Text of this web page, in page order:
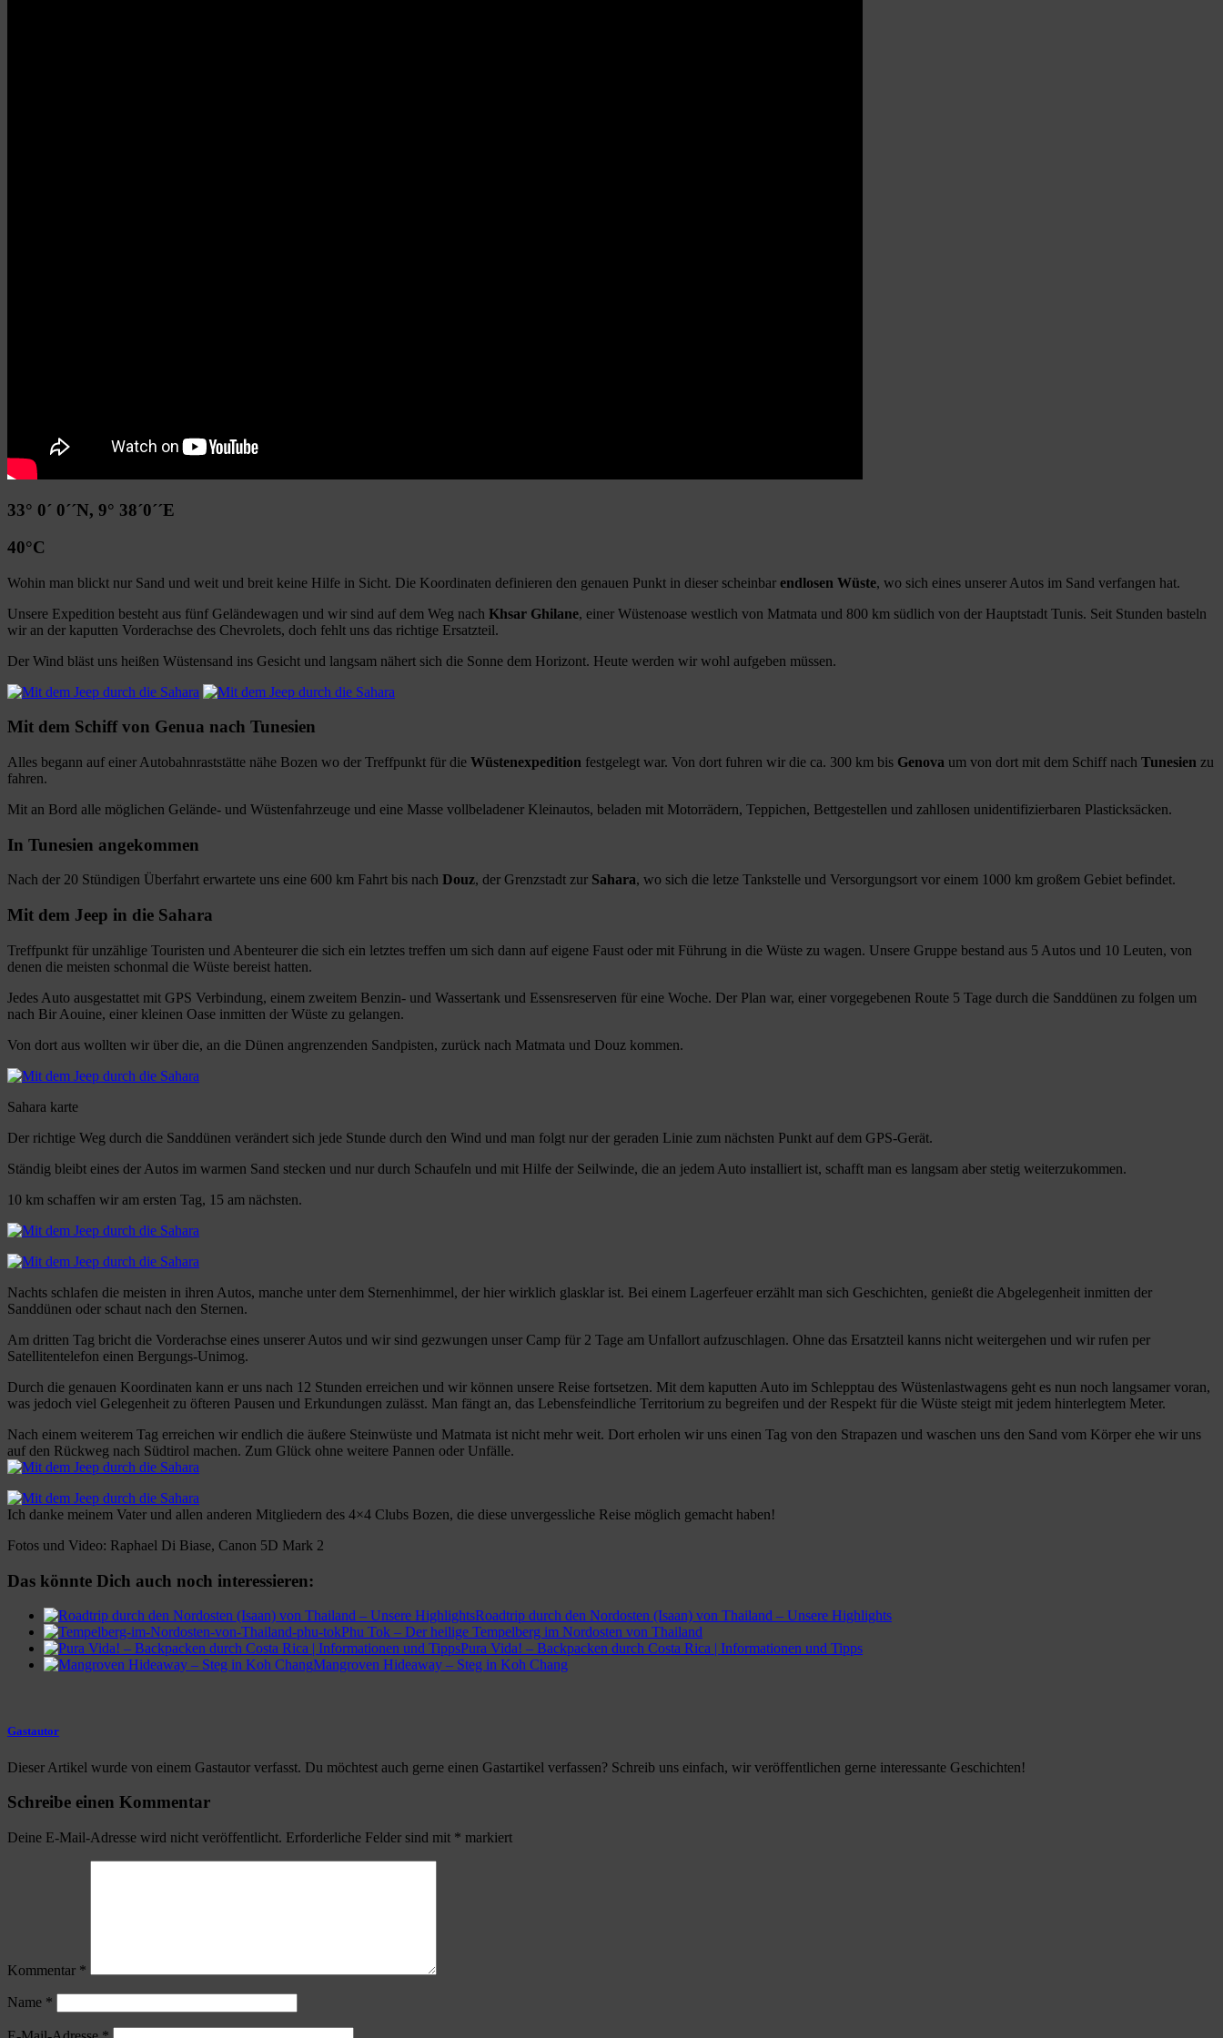
33° 0´ 0´´N, 9° 38´0´´E
40°C
Wohin man blickt nur Sand und weit und breit keine Hilfe in Sicht. Die Koordinaten definieren den genauen Punkt in dieser scheinbar endlosen Wüste, wo sich eines unserer Autos im Sand verfangen hat.
Unsere Expedition besteht aus fünf Geländewagen und wir sind auf dem Weg nach Khsar Ghilane, einer Wüstenoase westlich von Matmata und 800 km südlich von der Hauptstadt Tunis. Seit Stunden basteln
wir an der kaputten Vorderachse des Chevrolets, doch fehlt uns das richtige Ersatzteil.
Der Wind bläst uns heißen Wüstensand ins Gesicht und langsam nähert sich die Sonne dem Horizont. Heute werden wir wohl aufgeben müssen.
Mit dem Schiff von Genua nach Tunesien
Alles begann auf einer Autobahnraststätte nähe Bozen wo der Treffpunkt für die Wüstenexpedition festgelegt war. Von dort fuhren wir die ca. 300 km bis Genova um von dort mit dem Schiff nach Tunesien zu
fahren.
Mit an Bord alle möglichen Gelände- und Wüstenfahrzeuge und eine Masse vollbeladener Kleinautos, beladen mit Motorrädern, Teppichen, Bettgestellen und zahllosen unidentifizierbaren Plasticksäcken.
In Tunesien angekommen
Nach der 20 Stündigen Überfahrt erwartete uns eine 600 km Fahrt bis nach Douz, der Grenzstadt zur Sahara, wo sich die letze Tankstelle und Versorgungsort vor einem 1000 km großem Gebiet befindet.
Mit dem Jeep in die Sahara
Treffpunkt für unzählige Touristen und Abenteurer die sich ein letztes treffen um sich dann auf eigene Faust oder mit Führung in die Wüste zu wagen. Unsere Gruppe bestand aus 5 Autos und 10 Leuten, von
denen die meisten schonmal die Wüste bereist hatten.
Jedes Auto ausgestattet mit GPS Verbindung, einem zweitem Benzin- und Wassertank und Essensreserven für eine Woche. Der Plan war, einer vorgegebenen Route 5 Tage durch die Sanddünen zu folgen um
nach Bir Aouine, einer kleinen Oase inmitten der Wüste zu gelangen.
Von dort aus wollten wir über die, an die Dünen angrenzenden Sandpisten, zurück nach Matmata und Douz kommen.
Sahara karte
Der richtige Weg durch die Sanddünen verändert sich jede Stunde durch den Wind und man folgt nur der geraden Linie zum nächsten Punkt auf dem GPS-Gerät.
Ständig bleibt eines der Autos im warmen Sand stecken und nur durch Schaufeln und mit Hilfe der Seilwinde, die an jedem Auto installiert ist, schafft man es langsam aber stetig weiterzukommen.
10 km schaffen wir am ersten Tag, 15 am nächsten.
Nachts schlafen die meisten in ihren Autos, manche unter dem Sternenhimmel, der hier wirklich glasklar ist. Bei einem Lagerfeuer erzählt man sich Geschichten, genießt die Abgelegenheit inmitten der
Sanddünen oder schaut nach den Sternen.
Am dritten Tag bricht die Vorderachse eines unserer Autos und wir sind gezwungen unser Camp für 2 Tage am Unfallort aufzuschlagen. Ohne das Ersatzteil kanns nicht weitergehen und wir rufen per
Satellitentelefon einen Bergungs-Unimog.
Durch die genauen Koordinaten kann er uns nach 12 Stunden erreichen und wir können unsere Reise fortsetzen. Mit dem kaputten Auto im Schlepptau des Wüstenlastwagens geht es nun noch langsamer voran,
was jedoch viel Gelegenheit zu öfteren Pausen und Erkundungen zulässt. Man fängt an, das Lebensfeindliche Territorium zu begreifen und der Respekt für die Wüste steigt mit jedem hinterlegtem Meter.
Nach einem weiterem Tag erreichen wir endlich die äußere Steinwüste und Matmata ist nicht mehr weit. Dort erholen wir uns einen Tag von den Strapazen und waschen uns den Sand vom Körper ehe wir uns
auf den Rückweg nach Südtirol machen. Zum Glück ohne weitere Pannen oder Unfälle.
Ich danke meinem Vater und allen anderen Mitgliedern des 4×4 Clubs Bozen, die diese unvergessliche Reise möglich gemacht haben!
Fotos und Video: Raphael Di Biase, Canon 5D Mark 2
Das könnte Dich auch noch interessieren:
Roadtrip durch den Nordosten (Isaan) von Thailand – Unsere Highlights
Phu Tok – Der heilige Tempelberg im Nordosten von Thailand
Pura Vida! – Backpacken durch Costa Rica | Informationen und Tipps
Mangroven Hideaway – Steg in Koh Chang
Gastautor
Dieser Artikel wurde von einem Gastautor verfasst. Du möchtest auch gerne einen Gastartikel verfassen? Schreib uns einfach, wir veröffentlichen gerne interessante Geschichten!
Schreibe einen Kommentar
Deine E-Mail-Adresse wird nicht veröffentlicht. Erforderliche Felder sind mit * markiert
Kommentar *
Name *